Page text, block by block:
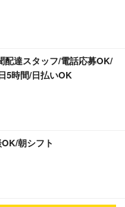
配達スタッフ/電話応募OK/
5時間/日払いOK
朝シフト